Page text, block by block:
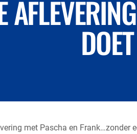
met Pascha en Frank…zonder